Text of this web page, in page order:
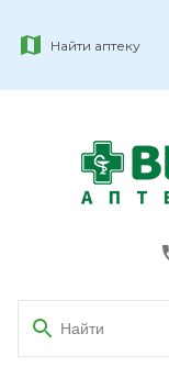
Найти аптеку